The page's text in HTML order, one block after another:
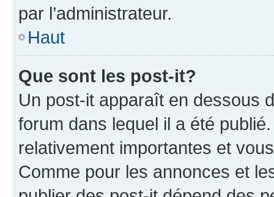
par l’administrateur.
Haut
Que sont les post-it?
Un post-it apparaît en dessous
forum dans lequel il a été
relativement importantes et
Comme pour les annonces et